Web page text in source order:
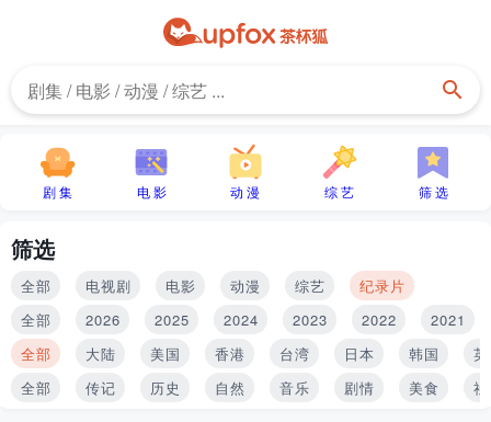
剧 集 电 影 动 漫 综 艺 筛 选
筛选
全部 电视剧 电影 动漫 综艺
纪录片
全部
2026 2025 2024 2023 2022
2021
全部
大陆 美国 香港 台湾 日本 韩国
全部
传记 历史 自然 音乐 剧情 美食